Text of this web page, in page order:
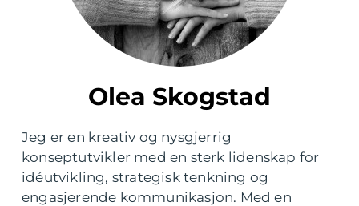
Olea Skogstad
Jeg er en kreativ og nysgjerrig
konseptutvikler med en sterk lidenskap for
idéutvikling, strategisk tenkning og
engasjerende kommunikasjon. Med en